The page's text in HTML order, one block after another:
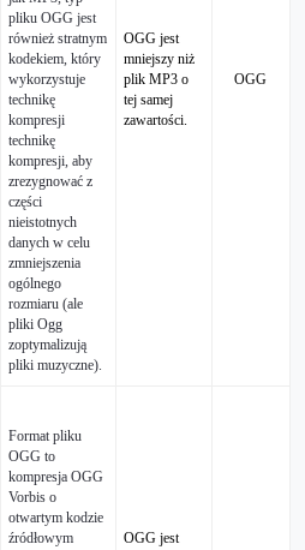
pliku OGG jest
również stratnym
kodekiem, który
wykorzystuje
technikę
kompresji
technikę
kompresji, aby
zrezygnować z
części
nieistotnych
danych w celu
zmniejszenia
ogólnego
rozmiaru (ale
pliki Ogg
zoptymalizują
pliki muzyczne).
OGG jest
mniejszy niż
plik MP3 o
tej samej
zawartości.
OGG
Format pliku
OGG to
kompresja OGG
Vorbis o
otwartym kodzie
źródłowym
OGG jest